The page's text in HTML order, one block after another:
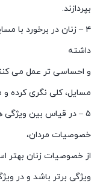
بپردازند.
۴ – زنان در برخورد با
داشته
و احساسی تر عمل می
مسایل، کلی نگری کرده
۵ – در قیاس بین ویژگی
خصوصیات مردان،
از خصوصیات زنان
ویژگی برتر باشد و در